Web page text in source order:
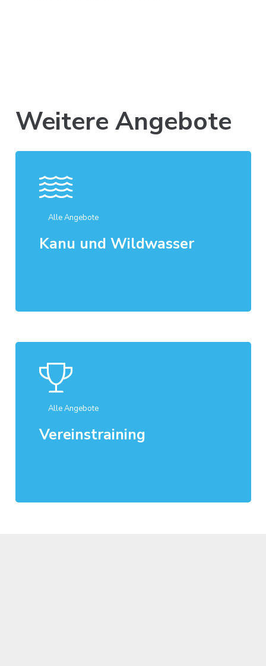
Weitere Angebote
Alle Angebote
Kanu und Wildwasser
Alle Angebote
Vereinstraining